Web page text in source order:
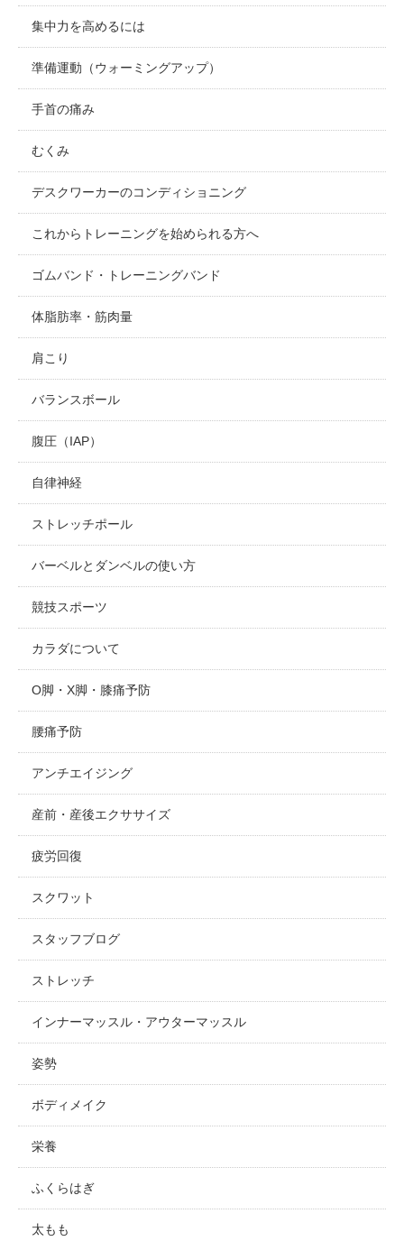
集中力を高めるには
準備運動（ウォーミングアップ）
手首の痛み
むくみ
デスクワーカーのコンディショニング
これからトレーニングを始められる方へ
ゴムバンド・トレーニングバンド
体脂肪率・筋肉量
肩こり
バランスボール
腹圧（IAP）
自律神経
ストレッチポール
バーベルとダンベルの使い方
競技スポーツ
カラダについて
O脚・X脚・膝痛予防
腰痛予防
アンチエイジング
産前・産後エクササイズ
疲労回復
スクワット
スタッフブログ
ストレッチ
インナーマッスル・アウターマッスル
姿勢
ボディメイク
栄養
ふくらはぎ
太もも